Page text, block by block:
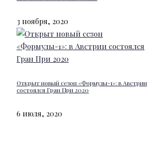
3 ноября, 2020
Открыт новый сезон «Формулы-1»: в Австрии
состоялся Гран При 2020
6 июля, 2020